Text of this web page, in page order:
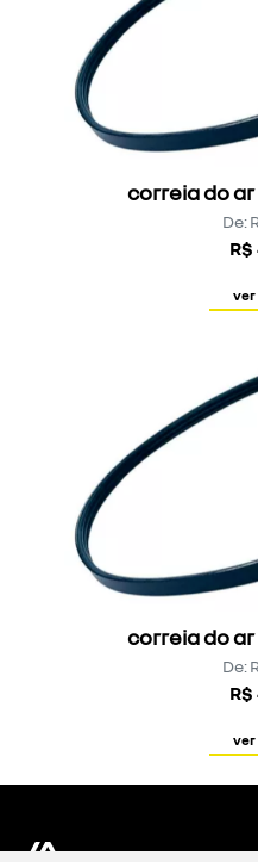
correia do
De:
R$
correia do
De:
R$